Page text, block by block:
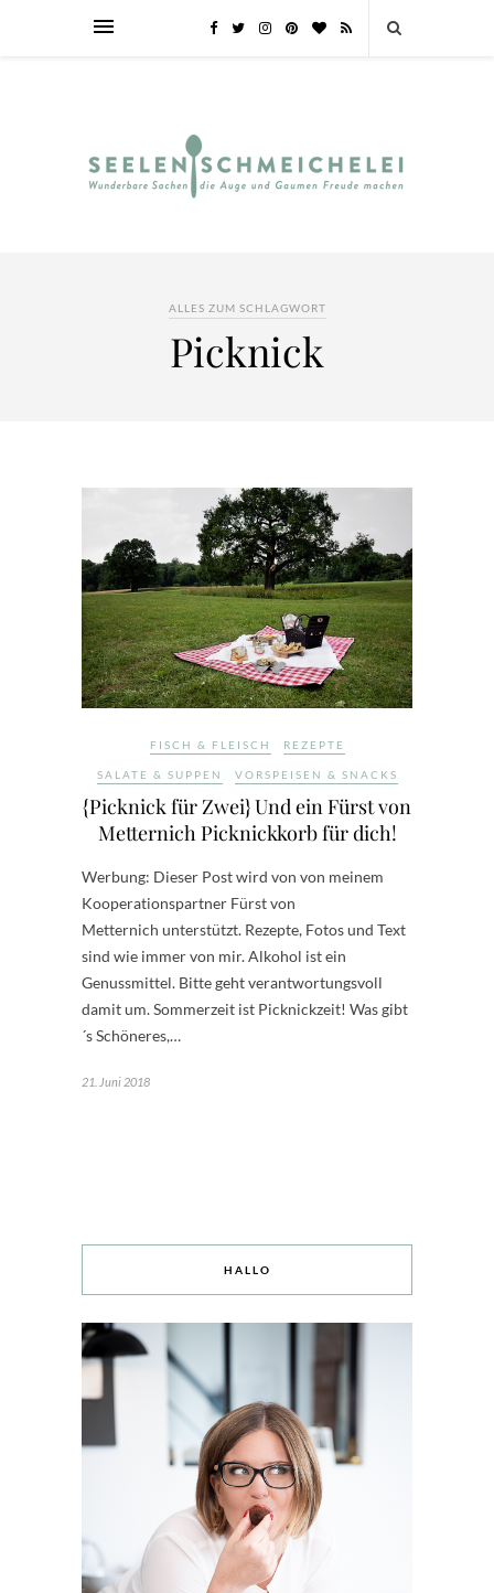
ALLES ZUM SCHLAGWORT
Picknick
FISCH & FLEISCH REZEPTE
SALATE & SUPPEN VORSPEISEN & SNACKS
{Picknick für Zwei} Und ein Fürst von
Metternich Picknickkorb für dich!
Werbung: Dieser Post wird von von meinem
Kooperationspartner Fürst von
Metternich unterstützt. Rezepte, Fotos und Text
sind wie immer von mir. Alkohol ist ein
Genussmittel. Bitte geht verantwortungsvoll
damit um. Sommerzeit ist Picknickzeit! Was gibt
´s Schöneres,…
21. Juni 2018
HALLO